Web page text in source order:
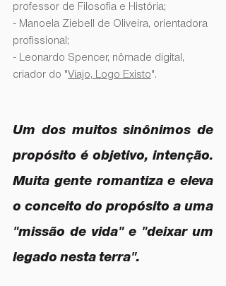
professor de Filosofia e História;
- Manoela Ziebell de Oliveira, orientadora
profissional;
- Leonardo Spencer, nômade digital,
criador do "Viajo, Logo Existo".
Um dos muitos sinônimos de
propósito é objetivo, intenção.
Muita gente romantiza e eleva
o conceito do propósito a uma
"missão de vida" e "deixar um
legado nesta terra".